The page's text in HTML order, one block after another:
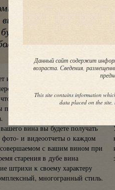
Данный сайт содержит
возраста. Сведения,
This site contains information
data placed on the
Mozart Wine
в бочках
и
лет. Приобретите
иметь металлическую табличку
именно вы являетесь его
специальный
вина вы будете получать
и видеоотчеты о каждом
с вашим вином при
старения в дубе вина
штрихи к своему характеру
многогранный стиль.